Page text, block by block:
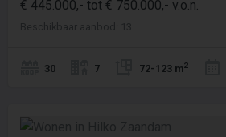
€ 445.000,- tot € 750.000,- v.o.n.
Beschikbaar aanbod: 13
30 7 72-123 m2